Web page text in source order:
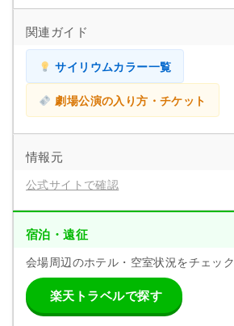
関連ガイド
サイリウムカラー一覧
劇場公演の入り方・チケット
情報元
公式サイトで確認
宿泊・遠征
会場周辺のホテル・空室状況をチェック
楽天トラベルで探す